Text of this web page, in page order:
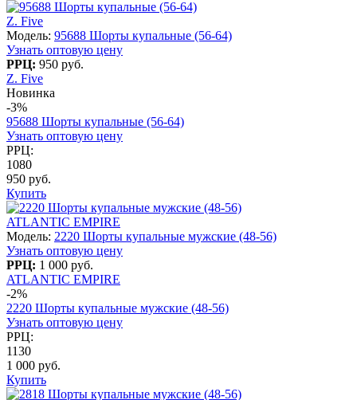
Z. Five
Модель: 95688 Шорты купальные (56-64)
Узнать оптовую цену
РРЦ: 950 руб.
Z. Five
Новинка
-3%
95688 Шорты купальные (56-64)
Узнать оптовую цену
РРЦ:
1080
950 руб.
Купить
ATLANTIC EMPIRE
Модель: 2220 Шорты купальные мужские (48-56)
Узнать оптовую цену
РРЦ: 1 000 руб.
ATLANTIC EMPIRE
-2%
2220 Шорты купальные мужские (48-56)
Узнать оптовую цену
РРЦ:
1130
1 000 руб.
Купить